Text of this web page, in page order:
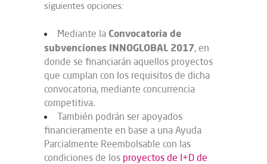
siguientes opciones:
Mediante la Convocatoria de
subvenciones INNOGLOBAL 2017, en
donde se financiarán aquellos proyectos
que cumplan con los requisitos de dicha
convocatoria, mediante concurrencia
competitiva.
También podrán ser apoyados
financieramente en base a una Ayuda
Parcialmente Reembolsable con las
condiciones de los proyectos de I+D de